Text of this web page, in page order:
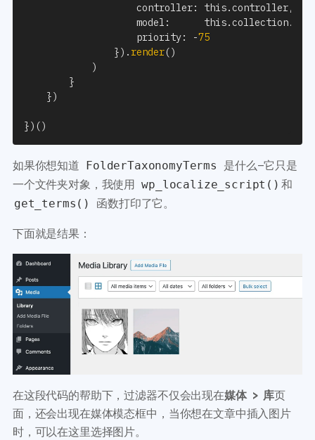
					controller
: this.controller,
model :
      this
.collection.
priority: -75
}) . render()
)
}
})
}) ()
如果你想知道 FolderTaxonomyTerms
是什么–它只是
一个文件夹对象，我使用 wp_localize_script() 和
get_terms() 函数打印了它。
下面就是结果：
在这段代码的帮助下，过滤器不仅会出现在媒体 > 库页
面，还会出现在媒体模态框中，当你想在文章中插入图片
时，可以在这里选择图片。